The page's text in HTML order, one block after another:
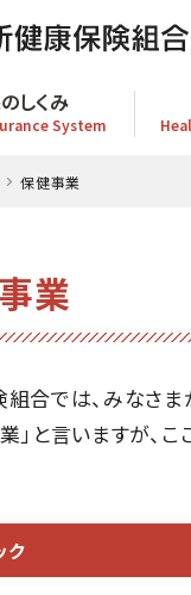
しくみ
System
保健事業
業
合では、みなさま
」と言いますが、
ク